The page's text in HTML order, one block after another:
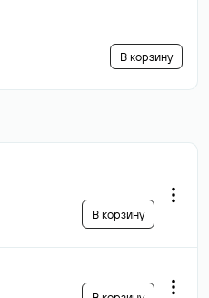
В корзину
В корзину